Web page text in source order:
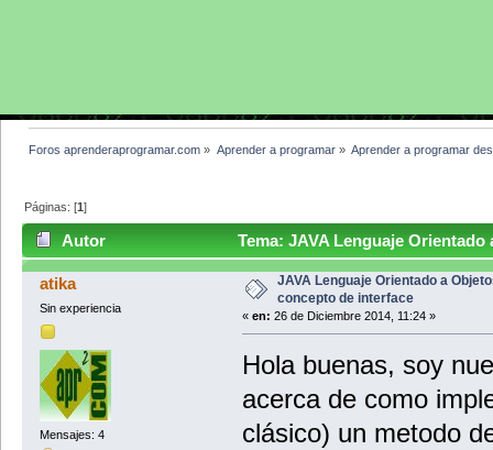
Foros aprenderaprogramar.com » Aprender a programar» Aprender a programar
Páginas: [1]
Autor
Tema: JAVA Lenguaje
veces)
atika
Sin experiencia
Mensajes: 4
JAVA Lenguaje Orientado a
concepto de interface
« en: 26 de Diciembre 2014, 11:24 »
Hola buenas, soy
acerca de como
clásico) un metodo